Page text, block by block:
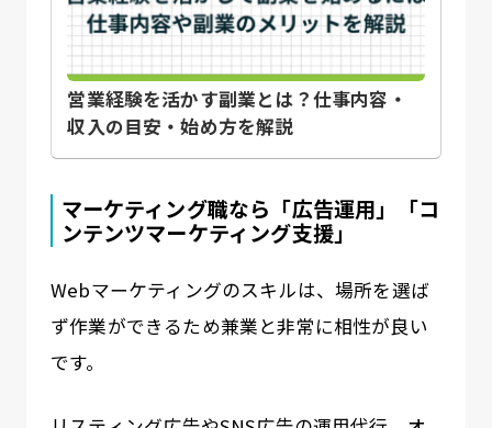
営業経験を活かす副業とは？仕事内容・
収入の目安・始め方を解説
マーケティング職なら「広告運用」「コ
ンテンツマーケティング支援」
Webマーケティングのスキルは、場所を選ば
ず作業ができるため兼業と非常に相性が良い
です。